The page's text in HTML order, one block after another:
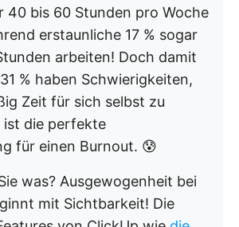
40 bis 60 Stunden pro Woche
erstaunliche 17 % sogar
arbeiten! Doch damit
% haben Schwierigkeiten,
Zeit für sich selbst zu
ist die perfekte
für einen Burnout. 😰
was? Ausgewogenheit bei
mit Sichtbarkeit! Die